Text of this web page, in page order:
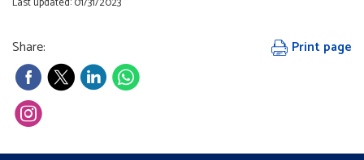
Share: Print page